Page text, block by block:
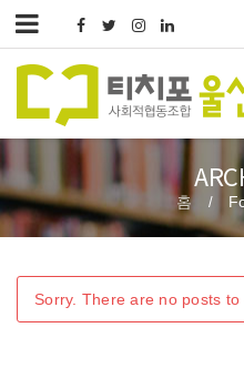
홈 /
Sorry. There are no posts to